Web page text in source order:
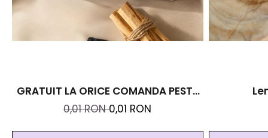
GRATUIT LA ORICE COMANDA PESTE
99 RON - Cutie Personalizata Cadou
0,01 RON0,01 RON